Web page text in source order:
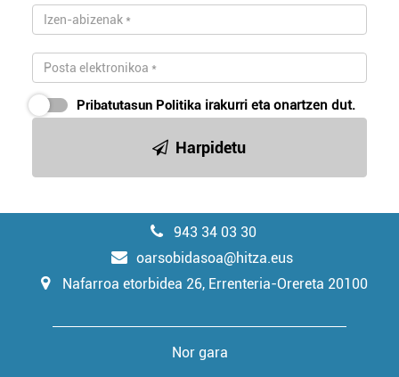
Pribatutasun Politika irakurri eta onartzen dut.
Harpidetu
943 34 03 30
oarsobidasoa@hitza.eus
Nafarroa etorbidea 26, Errenteria-Orereta 20100
Nor gara